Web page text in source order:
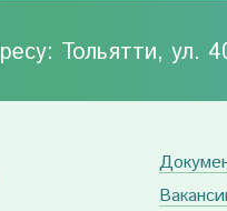
Тольятти, ул.